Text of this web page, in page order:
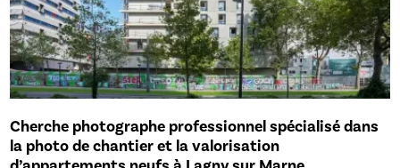
Cherche photographe professionnel spécialisé dans
la photo de chantier et la valorisation